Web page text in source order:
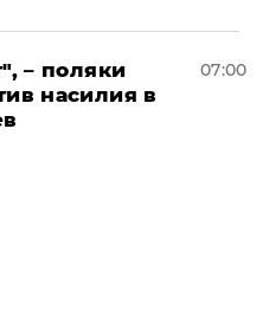
– поляки
насилия в
07:00